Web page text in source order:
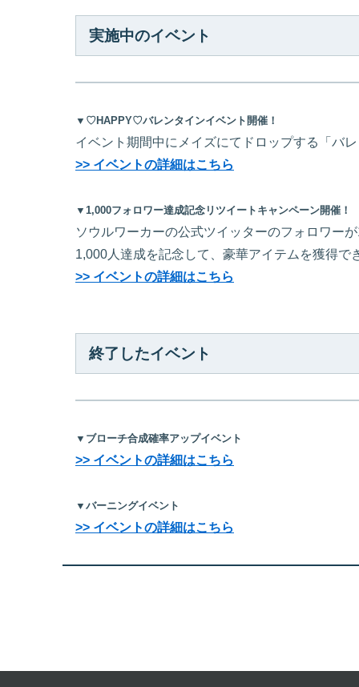
実施中のイベント
▼♡HAPPY♡バレンタインイベント開催！
イベント期間中にメイズにてドロップする「バ
>> イベントの詳細はこちら
▼1,000フォロワー達成記念リツイートキャンペーン開催！
ソウルワーカーの公式ツイッターのフォロワー
1,000人達成を記念して、豪華アイテムを獲得で
>> イベントの詳細はこちら
終了したイベント
▼ブローチ合成確率アップイベント
>> イベントの詳細はこちら
▼バーニングイベント
>> イベントの詳細はこちら